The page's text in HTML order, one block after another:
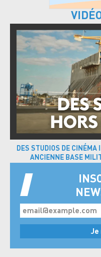
DES STUDIOS DE CINÉMA
ANCIENNE BASE